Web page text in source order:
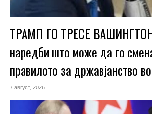
ТРАМП ГО ТРЕСЕ
наредби што може да го
правилото за државјанство
7 август, 2026